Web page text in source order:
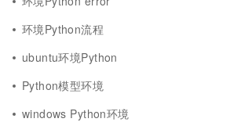
环境Python流程
ubuntu环境Python
Python模型环境
windows Python环境